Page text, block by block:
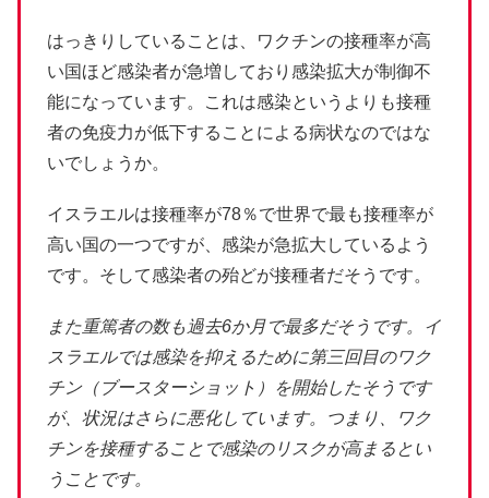
はっきりしていることは、ワクチンの接種率が高
い国ほど感染者が急増しており感染拡大が制御不
能になっています。これは感染というよりも接種
者の免疫力が低下することによる病状なのではな
いでしょうか。
イスラエルは接種率が78％で世界で最も接種率が
高い国の一つですが、感染が急拡大しているよう
です。そして感染者の殆どが接種者だそうです。
また重篤者の数も過去6か月で最多だそうです。イ
スラエルでは感染を抑えるために第三回目のワク
チン（ブースターショット）を開始したそうです
が、状況はさらに悪化しています。つまり、ワク
チンを接種することで感染のリスクが高まるとい
うことです。